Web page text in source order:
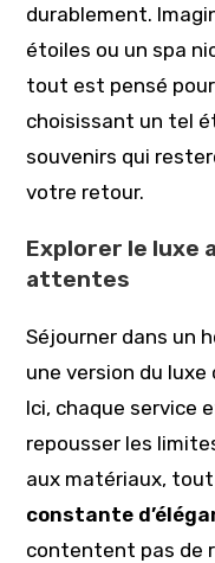
durablement.
étoiles ou un spa
tout est pensé
choisissant un tel
souvenirs qui
votre retour.
Explorer le luxe
attentes
Séjourner dans un
une version du luxe
Ici, chaque service
repousser les
aux matériaux,
constante
contentent pas de